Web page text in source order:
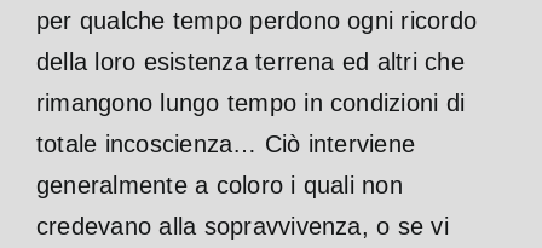
per qualche tempo perdono ogni ricordo
della loro esistenza terrena ed altri che
rimangono lungo tempo in condizioni di
totale incoscienza… Ciò interviene
generalmente a coloro i quali non
credevano alla sopravvivenza, o se vi